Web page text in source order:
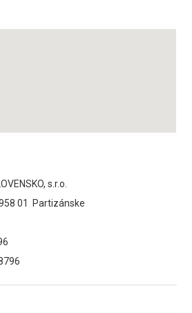
s.r.o.
958 01 Partizánske